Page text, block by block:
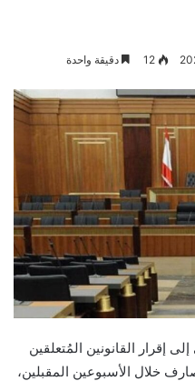
12 دقيقة واحدة
إقرار القانونين المُتعلقين
خلال الأسبوعين المقبلين،